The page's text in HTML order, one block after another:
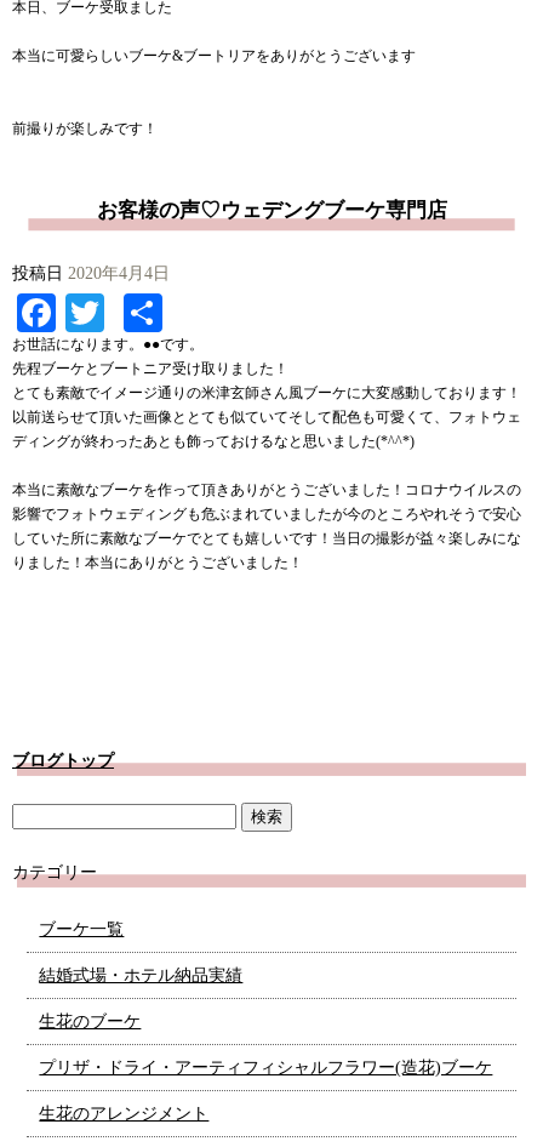
本日、ブーケ受取ました
本当に可愛らしいブーケ&ブートリアをありがとうございます
前撮りが楽しみです！
お客様の声♡ウェデングブーケ専門店
投稿日 2020年4月4日
Facebook
Twitter
有
お世話になります。●●です。
先程ブーケとブートニア受け取りました！
とても素敵でイメージ通りの米津玄師さん風ブーケに大変感動しております！
以前送らせて頂いた画像ととても似ていてそして配色も可愛くて、フォトウェ
ディングが終わったあとも飾っておけるなと思いました(*^^*)
本当に素敵なブーケを作って頂きありがとうございました！コロナウイルスの
影響でフォトウェディングも危ぶまれていましたが今のところやれそうで安心
していた所に素敵なブーケでとても嬉しいです！当日の撮影が益々楽しみにな
りました！本当にありがとうございました！
ブログトップ
カテゴリー
ブーケ一覧
結婚式場・ホテル納品実績
生花のブーケ
プリザ・ドライ・アーティフィシャルフラワー(造花)ブーケ
生花のアレンジメント